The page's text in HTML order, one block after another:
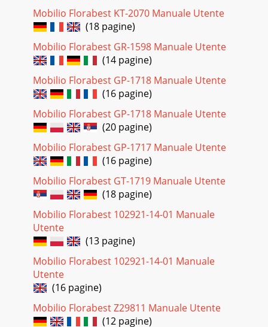
Mobilio Florabest KT-2070 Manuale Utente
(18 pagine)
Mobilio Florabest GR-1598 Manuale Utente
(14 pagine)
Mobilio Florabest GP-1718 Manuale Utente
(16 pagine)
Mobilio Florabest GP-1718 Manuale Utente
(20 pagine)
Mobilio Florabest GP-1717 Manuale Utente
(16 pagine)
Mobilio Florabest GT-1719 Manuale Utente
(18 pagine)
Mobilio Florabest 102921-14-01 Manuale
Utente
(13 pagine)
Mobilio Florabest 102921-14-01 Manuale
Utente
(16 pagine)
Mobilio Florabest Z29811 Manuale Utente
(12 pagine)